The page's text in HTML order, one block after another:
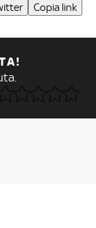
Copia link